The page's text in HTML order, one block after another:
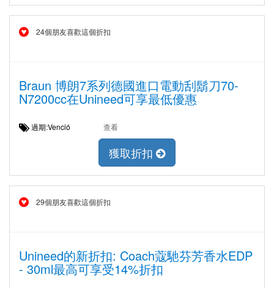
24個朋友喜歡這個折扣
Braun 博朗7系列德國進口電動刮鬍刀70-
N7200cc在Unineed可享最低優惠
過期:Venció 查看
獲取折扣
29個朋友喜歡這個折扣
Unineed的新折扣: Coach蔻馳芬芳香水EDP
- 30ml最高可享受14%折扣